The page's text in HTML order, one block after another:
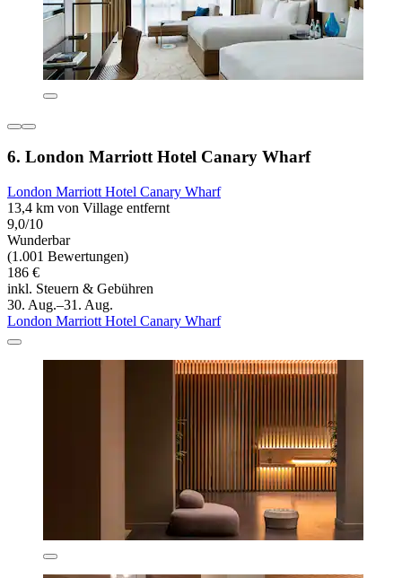
6. London Marriott Hotel Canary Wharf
London Marriott Hotel Canary Wharf
13,4 km von Village entfernt
9,0/10
Wunderbar
(1.001 Bewertungen)
186 €
inkl. Steuern & Gebühren
30. Aug.–31. Aug.
London Marriott Hotel Canary Wharf